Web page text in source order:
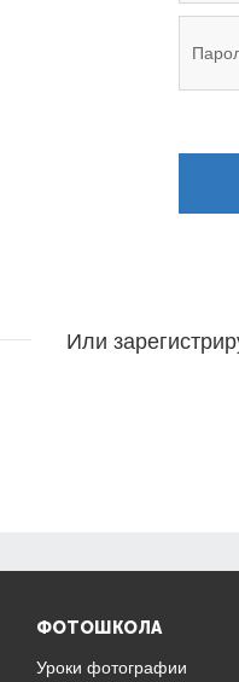
Или
ФОТОШКОЛА
Уроки фотографии